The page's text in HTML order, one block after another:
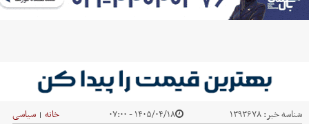
شناسه خبر:۱۳۹۳۶۷۸ ۱۴۰۵/۰۴/۱۸ - ۰۷:۰۰ خانه | سیاسی